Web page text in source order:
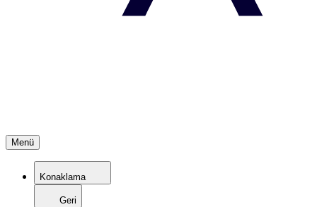
Menü
Konaklama
Geri